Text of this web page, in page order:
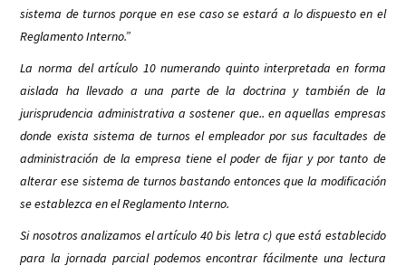
sistema de turnos porque en ese caso se estará a lo dispuesto en el
Reglamento Interno.”
La norma del artículo 10 numerando quinto interpretada en forma
aislada ha llevado a una parte de la doctrina y también de la
jurisprudencia administrativa a sostener que.. en aquellas empresas
donde exista sistema de turnos el empleador por sus facultades de
administración de la empresa tiene el poder de fijar y por tanto de
alterar ese sistema de turnos bastando entonces que la modificación
se establezca en el Reglamento Interno.
Si nosotros analizamos el artículo 40 bis letra c) que está establecido
para la jornada parcial podemos encontrar fácilmente una lectura